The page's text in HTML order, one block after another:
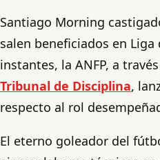
Santiago Morning
salen beneficiados en Liga
instantes, la ANFP, a
Tribunal de Disciplina,
respecto al rol
El eterno goleador del